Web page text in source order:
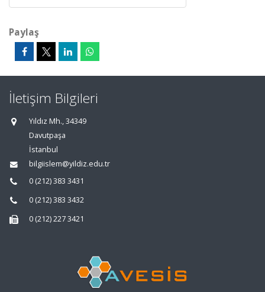
Paylaş
İletişim Bilgileri
Yıldız Mh., 34349
Davutpaşa
İstanbul
bilgiislem@yildiz.edu.tr
0 (212) 383 3431
0 (212) 383 3432
0 (212) 227 3421